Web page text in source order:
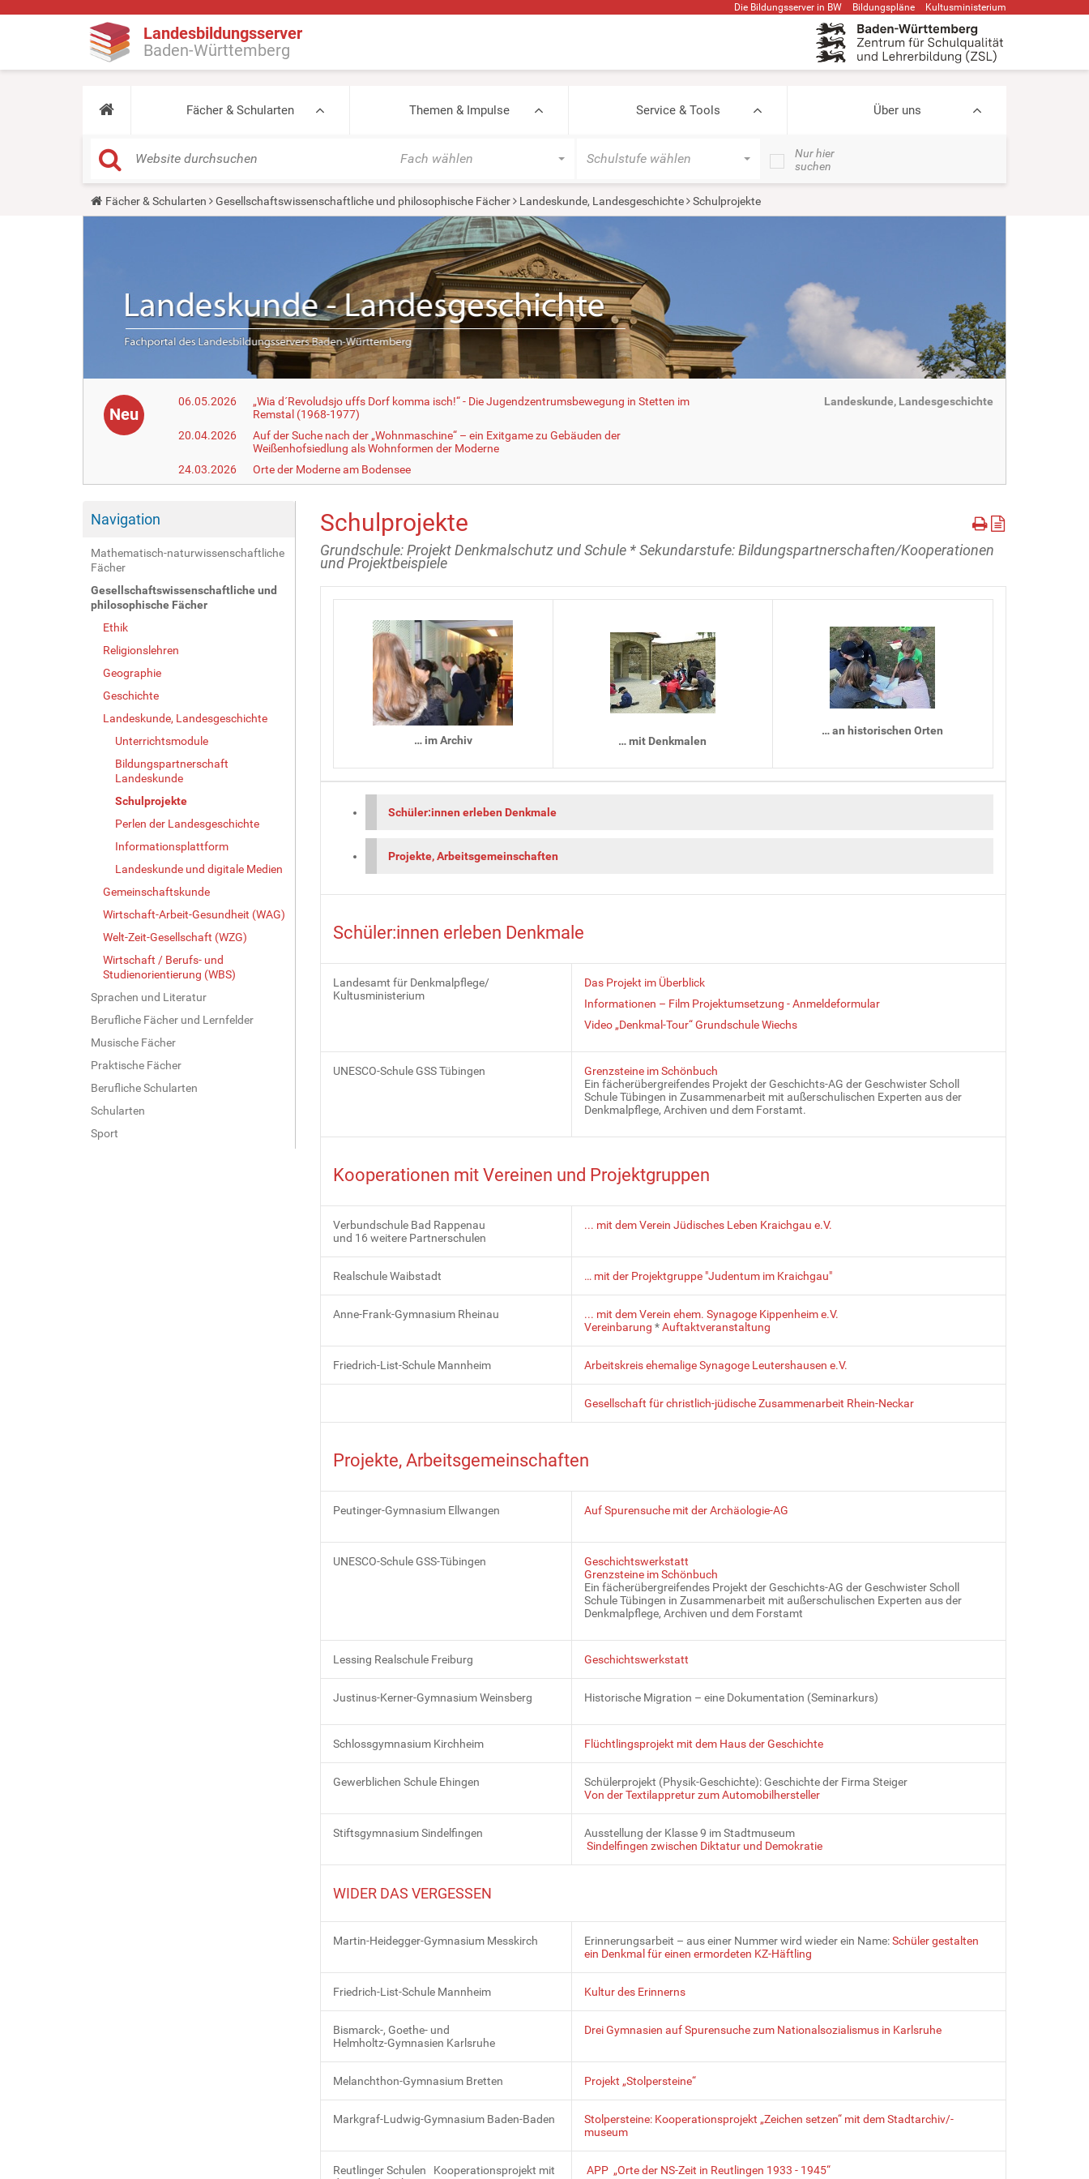
Die Bildungsserver in BW Bildungspläne Kultusministerium
Landesbildungsserver
Baden-Württemberg
Fächer & Schularten Themen & Impulse Service & Tools Über uns
Fach wählen Schulstufe wählen
Nur hier
suchen
Y
o
Fächer & Schularten Gesellschaftswissenschaftliche und philosophische Fächer Landeskunde, Landesgeschichte Schulprojekte
Neu
06.05.2026
„Wia d´Revoludsjo uffs Dorf komma isch!“ - Die Jugendzentrumsbewegung in Stetten im
Remstal (1968-1977)
20.04.2026
Auf der Suche nach der „Wohnmaschine“ – ein Exitgame zu Gebäuden der
Weißenhofsiedlung als Wohnformen der Moderne
24.03.2026
Orte der Moderne am Bodensee
Landeskunde, Landesgeschichte
Navigation
Mathematisch-naturwissenschaftliche
Fächer
Gesellschaftswissenschaftliche und
philosophische Fächer
Ethik
Religionslehren
Geographie
Geschichte
Landeskunde, Landesgeschichte
Unterrichtsmodule
Bildungspartnerschaft
Landeskunde
Schulprojekte
Perlen der Landesgeschichte
Informationsplattform
Landeskunde und digitale Medien
Gemeinschaftskunde
Wirtschaft-Arbeit-Gesundheit (WAG)
Welt-Zeit-Gesellschaft (WZG)
Wirtschaft / Berufs- und
Studienorientierung (WBS)
Sprachen und Literatur
Berufliche Fächer und Lernfelder
Musische Fächer
Praktische Fächer
Berufliche Schularten
Schularten
Sport
Schulprojekte
Grundschule: Projekt Denkmalschutz und Schule * Sekundarstufe: Bildungspartnerschaften/Kooperationen
und Projektbeispiele
… im Archiv … mit Denkmalen
… an historischen Orten
Schüler:innen erleben Denkmale
Projekte, Arbeitsgemeinschaften
Schüler:innen erleben Denkmale
Landesamt für Denkmalpflege/
Kultusministerium
Das Projekt im Überblick
Informationen – Film Projektumsetzung - Anmeldeformular
Video „Denkmal-Tour“ Grundschule Wiechs
UNESCO-Schule GSS Tübingen
Grenzsteine im Schönbuch
Ein fächerübergreifendes Projekt der Geschichts-AG der Geschwister Scholl
Schule Tübingen in Zusammenarbeit mit außerschulischen Experten aus der
Denkmalpflege, Archiven und dem Forstamt.
Kooperationen mit Vereinen und Projektgruppen
Verbundschule Bad Rappenau
und 16 weitere Partnerschulen
... mit dem Verein Jüdisches Leben Kraichgau e.V.
Realschule Waibstadt … mit der Projektgruppe "Judentum im Kraichgau"
Anne-Frank-Gymnasium Rheinau
... mit dem Verein ehem. Synagoge Kippenheim e.V.
Vereinbarung *Auftaktveranstaltung
Friedrich-List-Schule Mannheim Arbeitskreis ehemalige Synagoge Leutershausen e.V.
Gesellschaft für christlich-jüdische Zusammenarbeit Rhein-Neckar
Projekte, Arbeitsgemeinschaften
Peutinger-Gymnasium Ellwangen Auf Spurensuche mit der Archäologie-AG
UNESCO-Schule GSS-Tübingen
Geschichtswerkstatt
Grenzsteine im Schönbuch
Ein fächerübergreifendes Projekt der Geschichts-AG der Geschwister Scholl
Schule Tübingen in Zusammenarbeit mit außerschulischen Experten aus der
Denkmalpflege, Archiven und dem Forstamt
Lessing Realschule Freiburg Geschichtswerkstatt
Justinus-Kerner-Gymnasium Weinsberg Historische Migration – eine Dokumentation (Seminarkurs)
Schlossgymnasium Kirchheim Flüchtlingsprojekt mit dem Haus der Geschichte
Gewerblichen Schule Ehingen
Schülerprojekt (Physik-Geschichte): Geschichte der Firma Steiger
Von der Textilappretur zum Automobilhersteller
Stiftsgymnasium Sindelfingen
Ausstellung der Klasse 9 im Stadtmuseum
Sindelfingen zwischen Diktatur und Demokratie
WIDER DAS VERGESSEN
Martin-Heidegger-Gymnasium Messkirch Erinnerungsarbeit – aus einer Nummer wird wieder ein Name:Schüler gestalten
ein Denkmal für einen ermordeten KZ-Häftling
Friedrich-List-Schule Mannheim Kultur des Erinnerns
Bismarck-, Goethe- und
Helmholtz-Gymnasien Karlsruhe
Drei Gymnasien auf Spurensuche zum Nationalsozialismus in Karlsruhe
Melanchthon-Gymnasium Bretten Projekt „Stolpersteine“
Markgraf-Ludwig-Gymnasium Baden-Baden
Stolpersteine: Kooperationsprojekt „Zeichen setzen“ mit dem Stadtarchiv/-
museum
Reutlinger Schulen Kooperationsprojekt mit
APP „Orte der NS-Zeit in Reutlingen 1933 - 1945“